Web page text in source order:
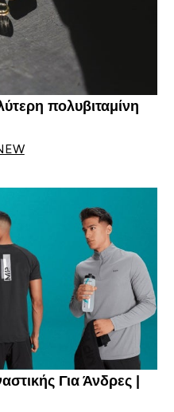
πολυβιταμίνη
Για Άνδρες |